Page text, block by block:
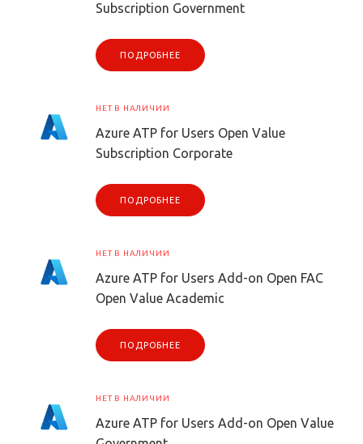
Subscription Government
ПОДРОБНЕЕ
НЕТ В НАЛИЧИИ
Azure ATP for Users Open Value
Subscription Corporate
ПОДРОБНЕЕ
НЕТ В НАЛИЧИИ
Azure ATP for Users Add-on Open FAC
Open Value Academic
ПОДРОБНЕЕ
НЕТ В НАЛИЧИИ
Azure ATP for Users Add-on Open Value